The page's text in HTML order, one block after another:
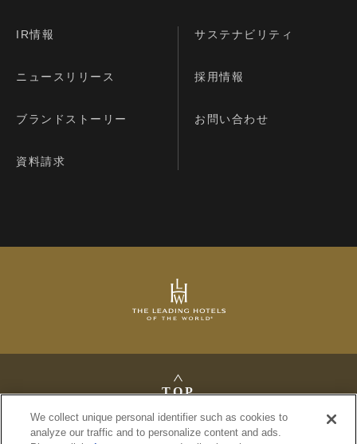
IR情報 サステナビリティ
ニュースリリース 採用情報
ブランドストーリー お問い合わせ
資料請求
TOP
We collect unique personal identifier such as cookies to
analyze our traffic and to personalize content and ads.